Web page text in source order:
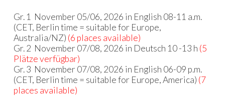
Gr. 1 November 05/06, 2026 in English 08-11 a.m.
(CET, Berlin time = suitable for Europe,
Australia/NZ) (6 places available)
Gr. 2 November 07/08, 2026 in Deutsch 10 -13 h (5
Plätze verfügbar)
Gr. 3 November 07/08, 2026 in English 06-09 p.m.
(CET, Berlin time = suitable for Europe, America) (7
places available)